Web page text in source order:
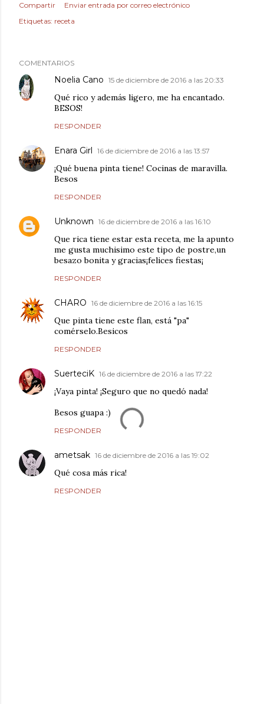
Compartir
Enviar entrada por correo electrónico
Etiquetas: receta
COMENTARIOS
Noelia Cano 15 de diciembre de 2016 a las 20:33
Qué rico y además ligero, me ha encantado.
BESOS!
RESPONDER
Enara Girl 16 de diciembre de 2016 a las 13:57
¡Qué buena pinta tiene! Cocinas de maravilla.
Besos
RESPONDER
Unknown 16 de diciembre de 2016 a las 16:10
Que rica tiene estar esta receta, me la apunto
me gusta muchisimo este tipo de postre,un
besazo bonita y gracias¡felices fiestas¡
RESPONDER
CHARO 16 de diciembre de 2016 a las 16:15
Que pinta tiene este flan, está "pa"
comérselo.Besicos
RESPONDER
SuerteciK 16 de diciembre de 2016 a las 17:22
¡Vaya pinta! ¡Seguro que no quedó nada!
Besos guapa :)
RESPONDER
ametsak 16 de diciembre de 2016 a las 19:02
Qué cosa más rica!
RESPONDER